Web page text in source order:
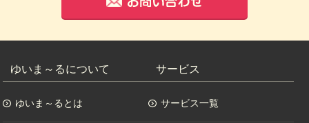
ゆいま～るについて
ゆいま～るとは
サービス
サービス一覧